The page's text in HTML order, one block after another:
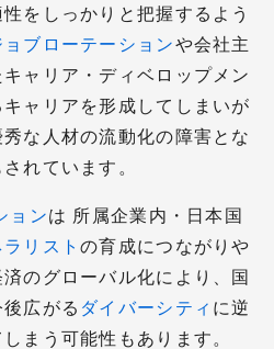
をしっかりと把握するよう
ョブローテーションや会社主
ャリア・ディベロップメン
ャリアを形成してしまいが
な人材の流動化の障害とな
れています。
ョンは 所属企業内・日本国
ラリストの育成につながりや
のグローバル化により、国
広がる ダイバーシティ に逆
まう可能性もあります。